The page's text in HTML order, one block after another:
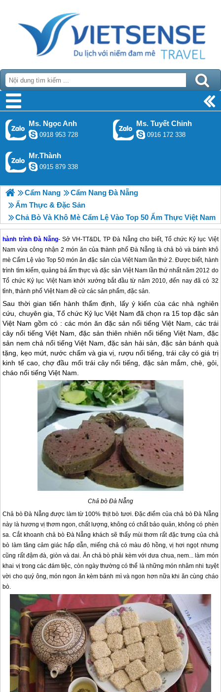
Ms. Ngọc Anh
0918 953 728
Ms. Tuyết Chinh
0916 172 338
Mr.Thành
0915 879 338
Cẩm Nang
Cẩm Nang Đà Nẵng
Ẩm Thực & Đặc Sản
Chả Bò Và Khô Mè Cẩm Lệ Vào Top 50 Ẩm Thực Việt Nam
hành trình Đà Nẵng- Sở VH-TT&DL TP Đà Nẵng cho biết, Tổ chức Kỷ lục Việt
Nam vừa công nhận 2 món ăn của thành phố Đà Nẵng là chả bò và bánh khô
mè Cẩm Lệ vào Top 50 món ăn đặc sản của Việt Nam lần thứ 2. Được biết, hành
trình tìm kiếm, quảng bá ẩm thực và đặc sản Việt Nam lần thứ nhất năm 2012 do
Tổ chức Kỷ lục Việt Nam khởi xướng bắt đầu từ năm 2010, đến nay đã có 32
tỉnh, thành phố Việt Nam đề cử các sản phẩm, đặc sản.
Sau thời gian tiến hành thẩm định, lấy ý kiến của các nhà nghiên
cứu, chuyên gia, Tổ chức Kỷ lục Việt Nam đã chọn ra 15 top đặc sản
Việt Nam gồm có : các món ăn đặc sản nổi tiếng Việt Nam, các trái
cây nổi tiếng Việt Nam, đặc sản thiên nhiên nổi tiếng Việt Nam, đặc
sản nem chả nổi tiếng Việt Nam, đặc sản hải sản, đặc sản bánh quà
tặng, kẹo mứt, nước chấm và gia vị, rượu nổi tiếng, trái cây có giá trị
kinh tế cao, chợ đầu mối trái cây nổi tiếng, đặc sản mắm, chè, gỏi,
cháo nổi tiếng Việt Nam.
Chả bò Đà Nẵng
Chả bòĐà Nẵng được làm từ 100% thịt bò tươi. Đặc điểm của chả bòĐà Nẵng
này là hương vị thơm ngon, chất lượng, không có chất bảo quản, không có phèn
sa. Cắt khoanh chả bò Đà Nẵng khách sẽ thấy mùi thơm rất đặc trưng của chả
bò làm tăng cảm giác hấp dẫn, miếng chả có màu đỏ hồng, vị hơi ngọt nhưng
cũng rất đậm đà, giòn và dai. Ăn chả bò phải kèm với dưa chua, nem... làm món
khai vị trong các đám tiệc, còn ngày thường có thể là những món nhâm nhi tuyệt
vời cho quý ông, món ngon ăn kèm bánh mì và ngon hơn nữa khi ăn cùng cháo
bò.